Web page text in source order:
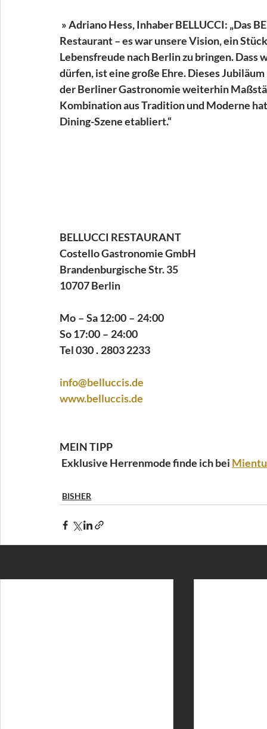
» Adriano Hess, Inhaber BELLUCCI: „Das
Restaurant – es war unsere Vision, ein
Lebensfreude nach Berlin zu bringen.
dürfen, ist eine große Ehre. Dieses
der Berliner Gastronomie weiterhin
Kombination aus Tradition und Moderne
Dining-Szene etabliert.“
BELLUCCI RESTAURANT
Costello Gastronomie GmbH
Brandenburgische Str. 35
10707 Berlin
Mo – Sa 12:00 – 24:00
So 17:00 – 24:00
Tel 030 . 2803 2233
info@belluccis.de
www.belluccis.de
MEIN TIPP
Exklusive Herrenmode finde ich bei
BISHER